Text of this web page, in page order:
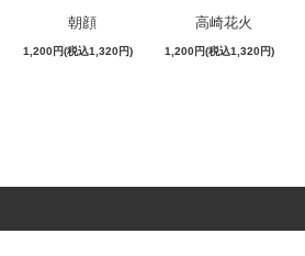
朝顔
1,200円(税込1,320円)
高崎花火
1,200円(税込1,320円)